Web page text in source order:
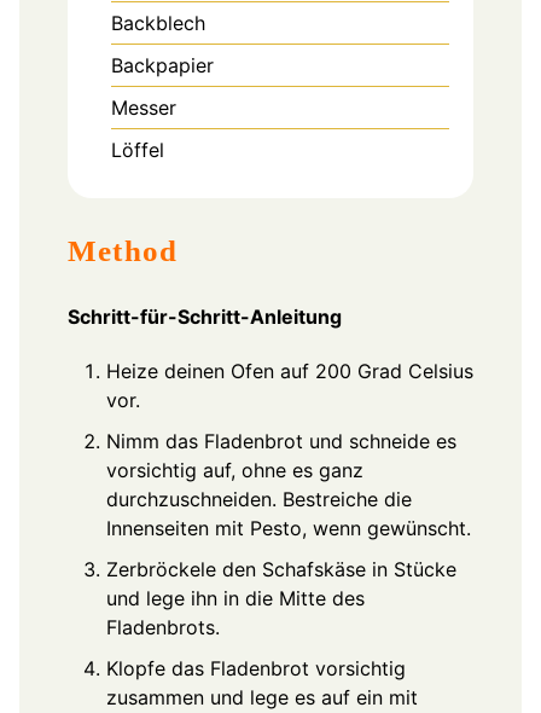
Backblech
Backpapier
Messer
Löffel
Method
Schritt-für-Schritt-Anleitung
Heize deinen Ofen auf 200 Grad Celsius
vor.
Nimm das Fladenbrot und schneide es
vorsichtig auf, ohne es ganz
durchzuschneiden. Bestreiche die
Innenseiten mit Pesto, wenn gewünscht.
Zerbröckele den Schafskäse in Stücke
und lege ihn in die Mitte des
Fladenbrots.
Klopfe das Fladenbrot vorsichtig
zusammen und lege es auf ein mit